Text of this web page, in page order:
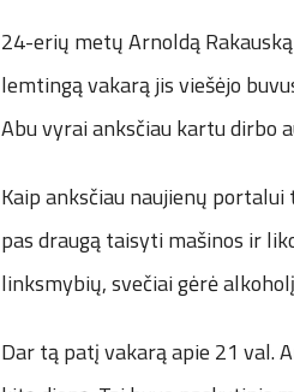
24-erių metų Arnoldą
lemtingą vakarą jis viešėjo
Abu vyrai anksčiau kartu dirbo
Kaip anksčiau naujienų
pas draugą taisyti mašinos ir
linksmybių, svečiai gėrė
Dar tą patį vakarą apie 21 val.